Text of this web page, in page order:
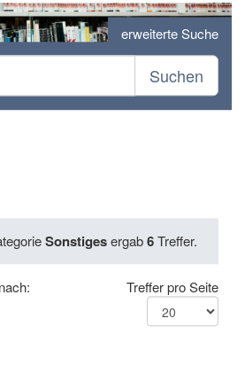
erweiterte Suche
Suchen
Sonstigesergab6Treffer.
Treffer pro Seite